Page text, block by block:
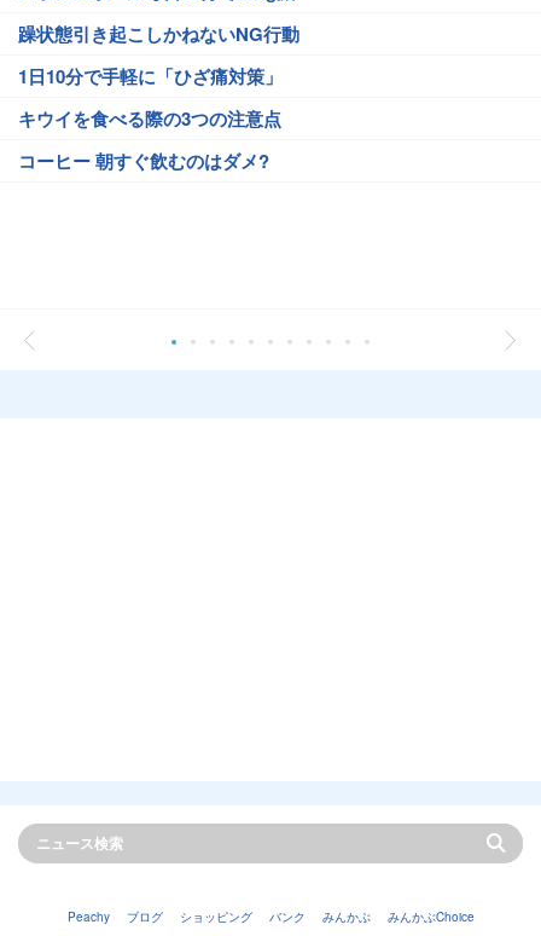
躁状態引き起こしかねないNG行動
1日10分で手軽に「ひざ痛対策」
キウイを食べる際の3つの注意点
コーヒー 朝すぐ飲むのはダメ?
Peachy ブログ ショッピング バンク みんかぶ みんかぶChoice